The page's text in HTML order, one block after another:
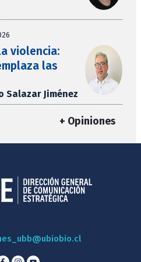
violencia:
las
Salazar Jiménez
+ Opiniones